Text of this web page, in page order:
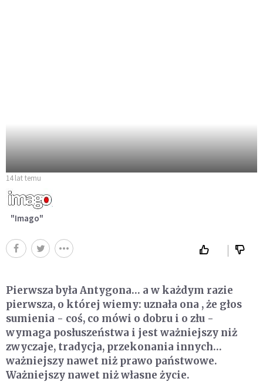
14 lat temu
"Imago"
Pierwsza była Antygona… a w każdym razie
pierwsza, o której wiemy: uznała ona , że głos
sumienia - coś, co mówi o dobru i o złu -
wymaga posłuszeństwa i jest ważniejszy niż
zwyczaje, tradycja, przekonania innych…
ważniejszy nawet niż prawo państwowe.
Ważniejszy nawet niż własne życie.